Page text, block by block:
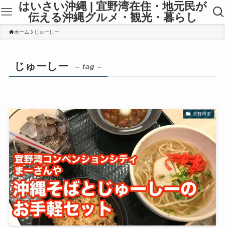
はいさい沖縄 | 宜野湾在住・地元民が
伝える沖縄グルメ・観光・暮らし
ホーム じゅーしー
じゅーしー – tag –
宜野湾市